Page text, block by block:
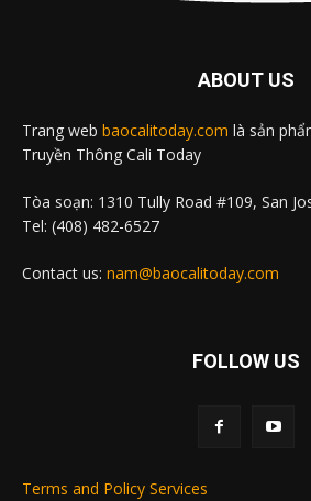
ABOUT US
Trang web baocalitoday.com là sản
Truyền Thông Cali Today
Tòa soạn: 1310 Tully Road #109, San
Tel: (408) 482-6527
Contact us: nam@baocalitoday.com
FOLLOW US
Terms and Policy Services